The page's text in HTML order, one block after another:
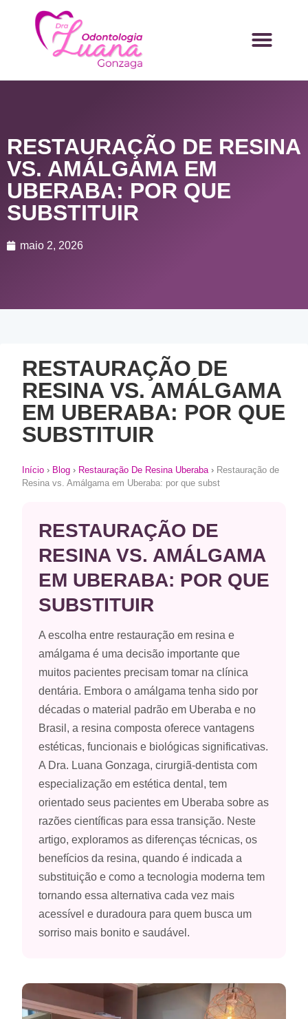
RESTAURAÇÃO DE RESINA
VS. AMÁLGAMA EM
UBERABA: POR QUE
SUBSTITUIR
maio 2, 2026
RESTAURAÇÃO DE
RESINA VS. AMÁLGAMA
EM UBERABA: POR QUE
SUBSTITUIR
Início › Blog › Restauração De Resina Uberaba› Restauração de
Resina vs. Amálgama em Uberaba: por que subst
RESTAURAÇÃO DE
RESINA VS. AMÁLGAMA
EM UBERABA: POR QUE
SUBSTITUIR
A escolha entre restauração em resina e
amálgama é uma decisão importante que
muitos pacientes precisam tomar na clínica
dentária. Embora o amálgama tenha sido por
décadas o material padrão em Uberaba e no
Brasil, a resina composta oferece vantagens
estéticas, funcionais e biológicas significativas.
A Dra. Luana Gonzaga, cirurgiã-dentista com
especialização em estética dental, tem
orientado seus pacientes em Uberaba sobre as
razões científicas para essa transição. Neste
artigo, exploramos as diferenças técnicas, os
benefícios da resina, quando é indicada a
substituição e como a tecnologia moderna tem
tornando essa alternativa cada vez mais
acessível e duradoura para quem busca um
sorriso mais bonito e saudável.